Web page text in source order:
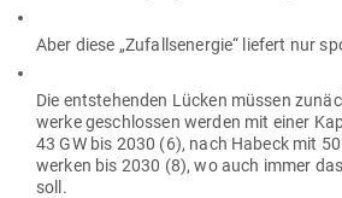
Aber diese „Zufalls­en­ergie“ liefert nur
Die ent­ste­henden Lücken müssen
werke geschlossen werden mit einer
43 GW bis 2030 (6), nach Habeck mit
werken bis 2030 (8), wo auch immer
soll.